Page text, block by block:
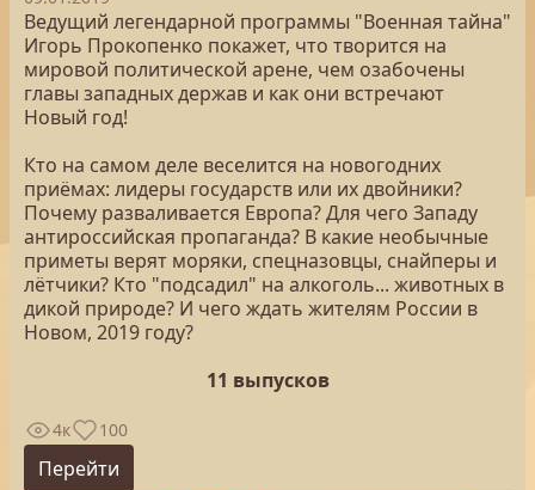
Ведущий легендарной программы "Военная тайна"
Игорь Прокопенко покажет, что творится на
мировой политической арене, чем озабочены
главы западных держав и как они встречают
Новый год!
Кто на самом деле веселится на новогодних
приёмах: лидеры государств или их двойники?
Почему разваливается Европа? Для чего Западу
антироссийская пропаганда? В какие необычные
приметы верят моряки, спецназовцы, снайперы и
лётчики? Кто "подсадил" на алкоголь... животных в
дикой природе? И чего ждать жителям России в
Новом, 2019 году?
11 выпусков
4к 100
Перейти